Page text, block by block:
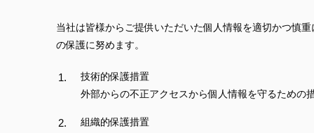
当社は皆様からご提供いただいた個人情報を適切かつ慎
の保護に努めます。
技術的保護措置
外部からの不正アクセスから個人情報を守るための
組織的保護措置